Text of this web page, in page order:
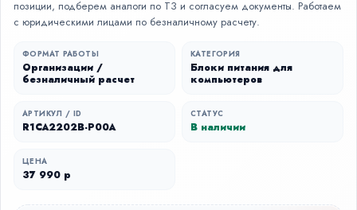
позиции, подберем аналоги по ТЗ и согласуем документы. Работаем
с юридическими лицами по безналичному расчету.
ФОРМАТ РАБОТЫ
Организации /
безналичный расчет
КАТЕГОРИЯ
Блоки питания для
компьютеров
АРТИКУЛ / ID
R1CA2202B-P00A
СТАТУС
В наличии
ЦЕНА
37 990 р